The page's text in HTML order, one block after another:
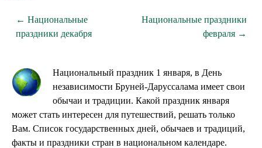
← Национальные
праздники декабря
Национальные праздники
февраля →
Национальный праздник 1 января, в День
независимости Бруней-Даруссалама имеет свои
обычаи и традиции. Какой праздник января
может стать интересен для путешествий, решать только
Вам. Список государственных дней, обычаев и традиций,
факты и праздники стран в национальном календаре.